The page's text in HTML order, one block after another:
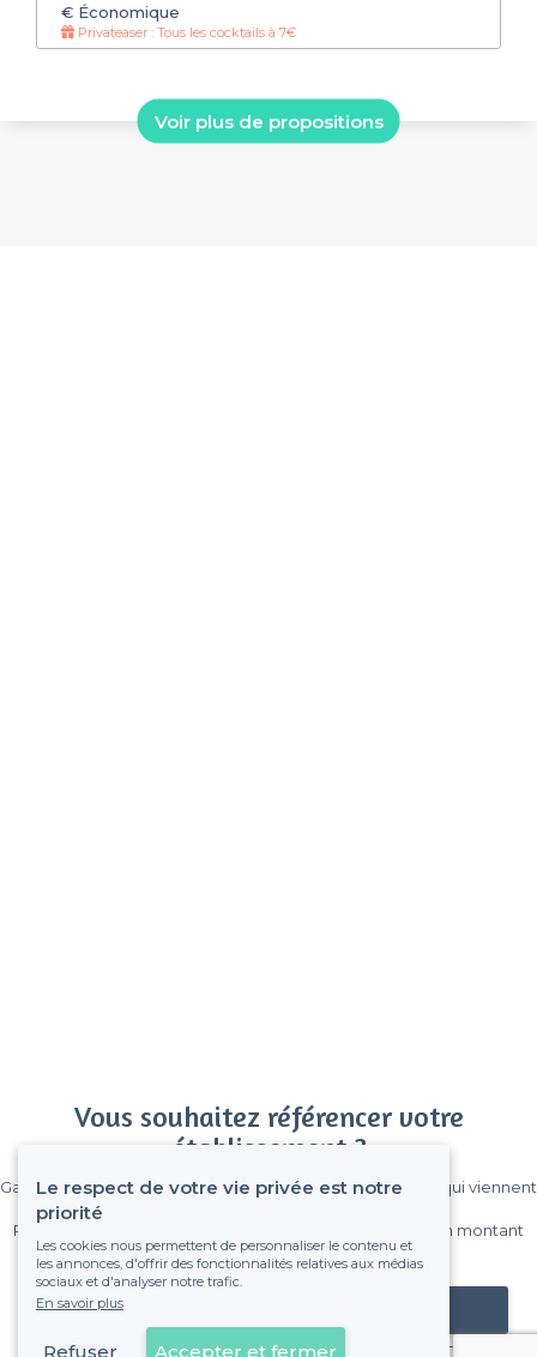
€ Économique
Privateaser : Tous les cocktails à 7€
Voir plus de propositions
Vous souhaitez référencer votre
établissement ?
Gagnez de nombreux clients parmi le million de visiteurs qui viennent
Pas de commissions et sans engagement, vous payez un montant
fixe sans risque de voir déraper la facture.
Référencer mon établissement
Le respect de votre vie privée est notre
priorité
Les cookies nous permettent de personnaliser le contenu et
les annonces, d'offrir des fonctionnalités relatives aux médias
sociaux et d'analyser notre trafic.
En savoir plus
Refuser Accepter et fermer